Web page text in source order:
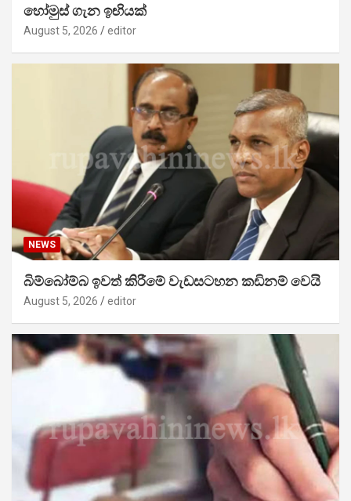
හෝමුස් ගැන ඉඟියක්
August 5, 2026 editor
NEWS
බිම්බෝම්බ ඉවත් කිරීමේ වැඩසටහන කඩිනම් වෙයි
August 5, 2026 editor